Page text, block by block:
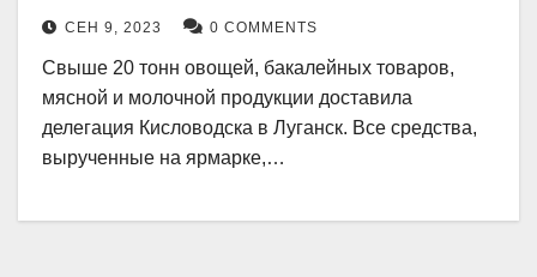
СЕН 9, 2023 0 COMMENTS
Свыше 20 тонн овощей, бакалейных товаров,
мясной и молочной продукции доставила
делегация Кисловодска в Луганск. Все средства,
вырученные на ярмарке,…